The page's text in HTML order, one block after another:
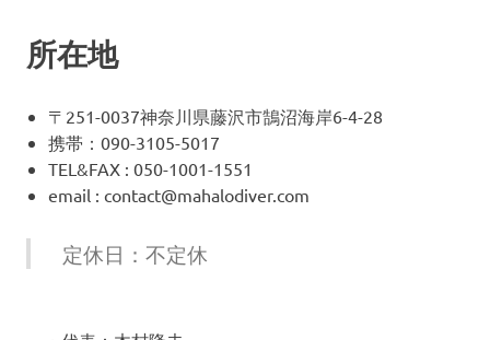
所在地
〒251-0037神奈川県藤沢市鵠沼海岸6-4-28
携帯：090-3105-5017
TEL&FAX : 050-1001-1551
email : contact@mahalodiver.com
定休日：不定休